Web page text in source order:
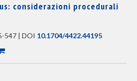
considerazioni procedurali
547 | DOI 10.1704/4422.44195